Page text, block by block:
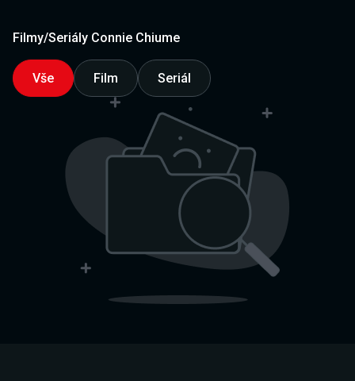
Filmy/Seriály Connie Chiume
Vše Film Seriál